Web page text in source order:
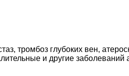
тромбоз глубоких вен,
и другие заболеваний